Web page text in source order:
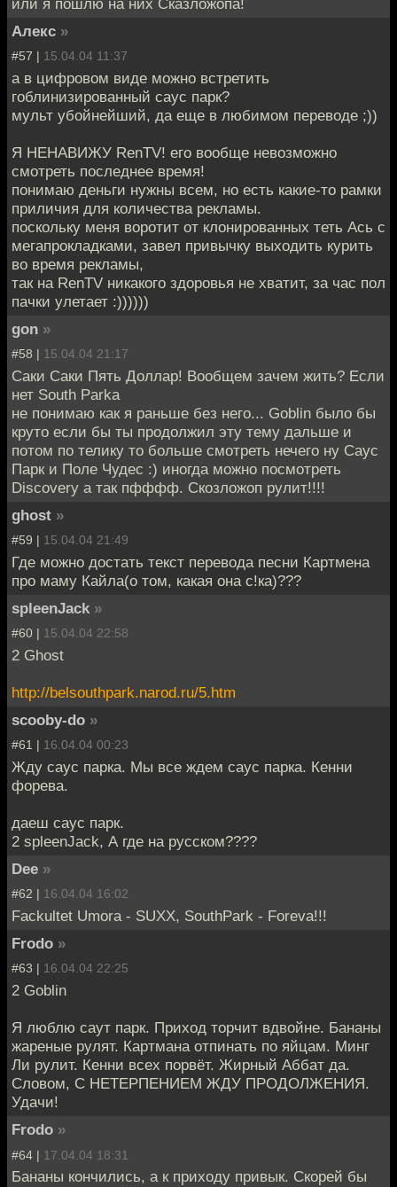
Алекс »
#57 | 15.04.04 11:37
а в цифровом виде можно встретить
гоблинизированный саус парк?
мульт убойнейший, да еще в любимом переводе ;))
Я НЕНАВИЖУ RenTV! его вообще невозможно
смотреть последнее время!
понимаю деньги нужны всем, но есть какие-то рамки
приличия для количества рекламы.
поскольку меня воротит от клонированных теть Ась с
мегапрокладками, завел привычку выходить курить
во время рекламы,
так на RenTV никакого здоровья не хватит, за час пол
пачки улетает :))))))
gon »
#58 | 15.04.04 21:17
Саки Саки Пять Доллар! Вообщем зачем жить? Если
нет South Parka
не понимаю как я раньше без него... Goblin было бы
круто если бы ты продолжил эту тему дальше и
потом по телику то больше смотреть нечего ну Саус
Парк и Поле Чудес :) иногда можно посмотреть
Discovery а так пфффф. Скозложоп рулит!!!!
ghost »
#59 | 15.04.04 21:49
Где можно достать текст перевода песни Картмена
про маму Кайла(о том, какая она с!ка)???
spleenJack »
#60 | 15.04.04 22:58
2 Ghost
http://belsouthpark.narod.ru/5.htm
scooby-do »
#61 | 16.04.04 00:23
Жду саус парка. Мы все ждем саус парка. Кенни
форева.
даеш саус парк.
2 spleenJack, А где на русском????
Dee »
#62 | 16.04.04 16:02
Fackultet Umora - SUXX, SouthPark - Foreva!!!
Frodo »
#63 | 16.04.04 22:25
2 Goblin
Я люблю саут парк. Приход торчит вдвойне. Бананы
жареные рулят. Картмана отпинать по яйцам. Минг
Ли рулит. Кенни всех порвёт. Жирный Аббат да.
Словом, С НЕТЕРПЕНИЕМ ЖДУ ПРОДОЛЖЕНИЯ.
Удачи!
Frodo »
#64 | 17.04.04 18:31
Бананы кончились, а к приходу привык. Скорей бы